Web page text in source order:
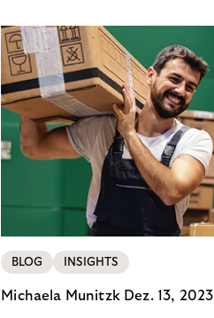
BLOG INSIGHTS
Michaela Munitzk Dez. 13, 2023